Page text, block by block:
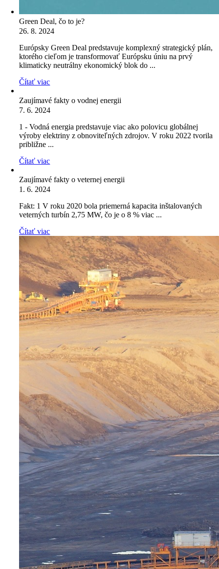
Green Deal, čo to je?
26. 8. 2024
Európsky Green Deal predstavuje komplexný strategický plán,
ktorého cieľom je transformovať Európsku úniu na prvý
klimaticky neutrálny ekonomický blok do ...
Čítať viac
Zaujímavé fakty o vodnej energii
7. 6. 2024
1 - Vodná energia predstavuje viac ako polovicu globálnej
výroby elektriny z obnoviteľných zdrojov. V roku 2022 tvorila
približne ...
Čítať viac
Zaujímavé fakty o veternej energii
1. 6. 2024
Fakt: 1 V roku 2020 bola priemerná kapacita inštalovaných
veterných turbín 2,75 MW, čo je o 8 % viac ...
Čítať viac